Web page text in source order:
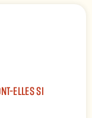
ELLES SI